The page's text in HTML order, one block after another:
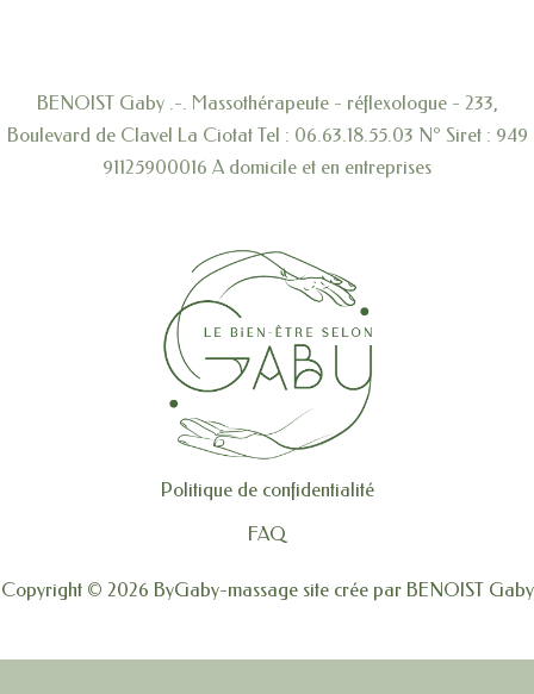
BENOIST Gaby .-. Massothérapeute - réflexologue - 233,
Boulevard de Clavel La Ciotat Tel : 06.63.18.55.03 N° Siret : 949
91125900016 A domicile et en entreprises
Politique de confidentialité
FAQ
Copyright © 2026 ByGaby-massage site crée par BENOIST Gaby